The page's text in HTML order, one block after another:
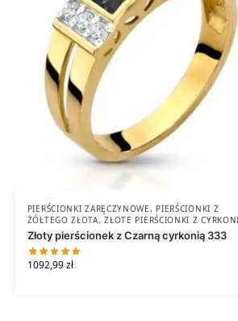
PIERŚCIONKI ZARĘCZYNOWE, PIERŚCIONKI Z
ŻÓŁTEGO ZŁOTA,ZŁOTE PIERŚCIONKI Z
Złoty pierścionek z Czarną cyrkonią 333
1092,99zł